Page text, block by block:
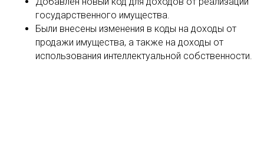
государственного имущества.
Были внесены изменения в коды на доходы от
продажи имущества, а также на доходы от
использования интеллектуальной собственности.